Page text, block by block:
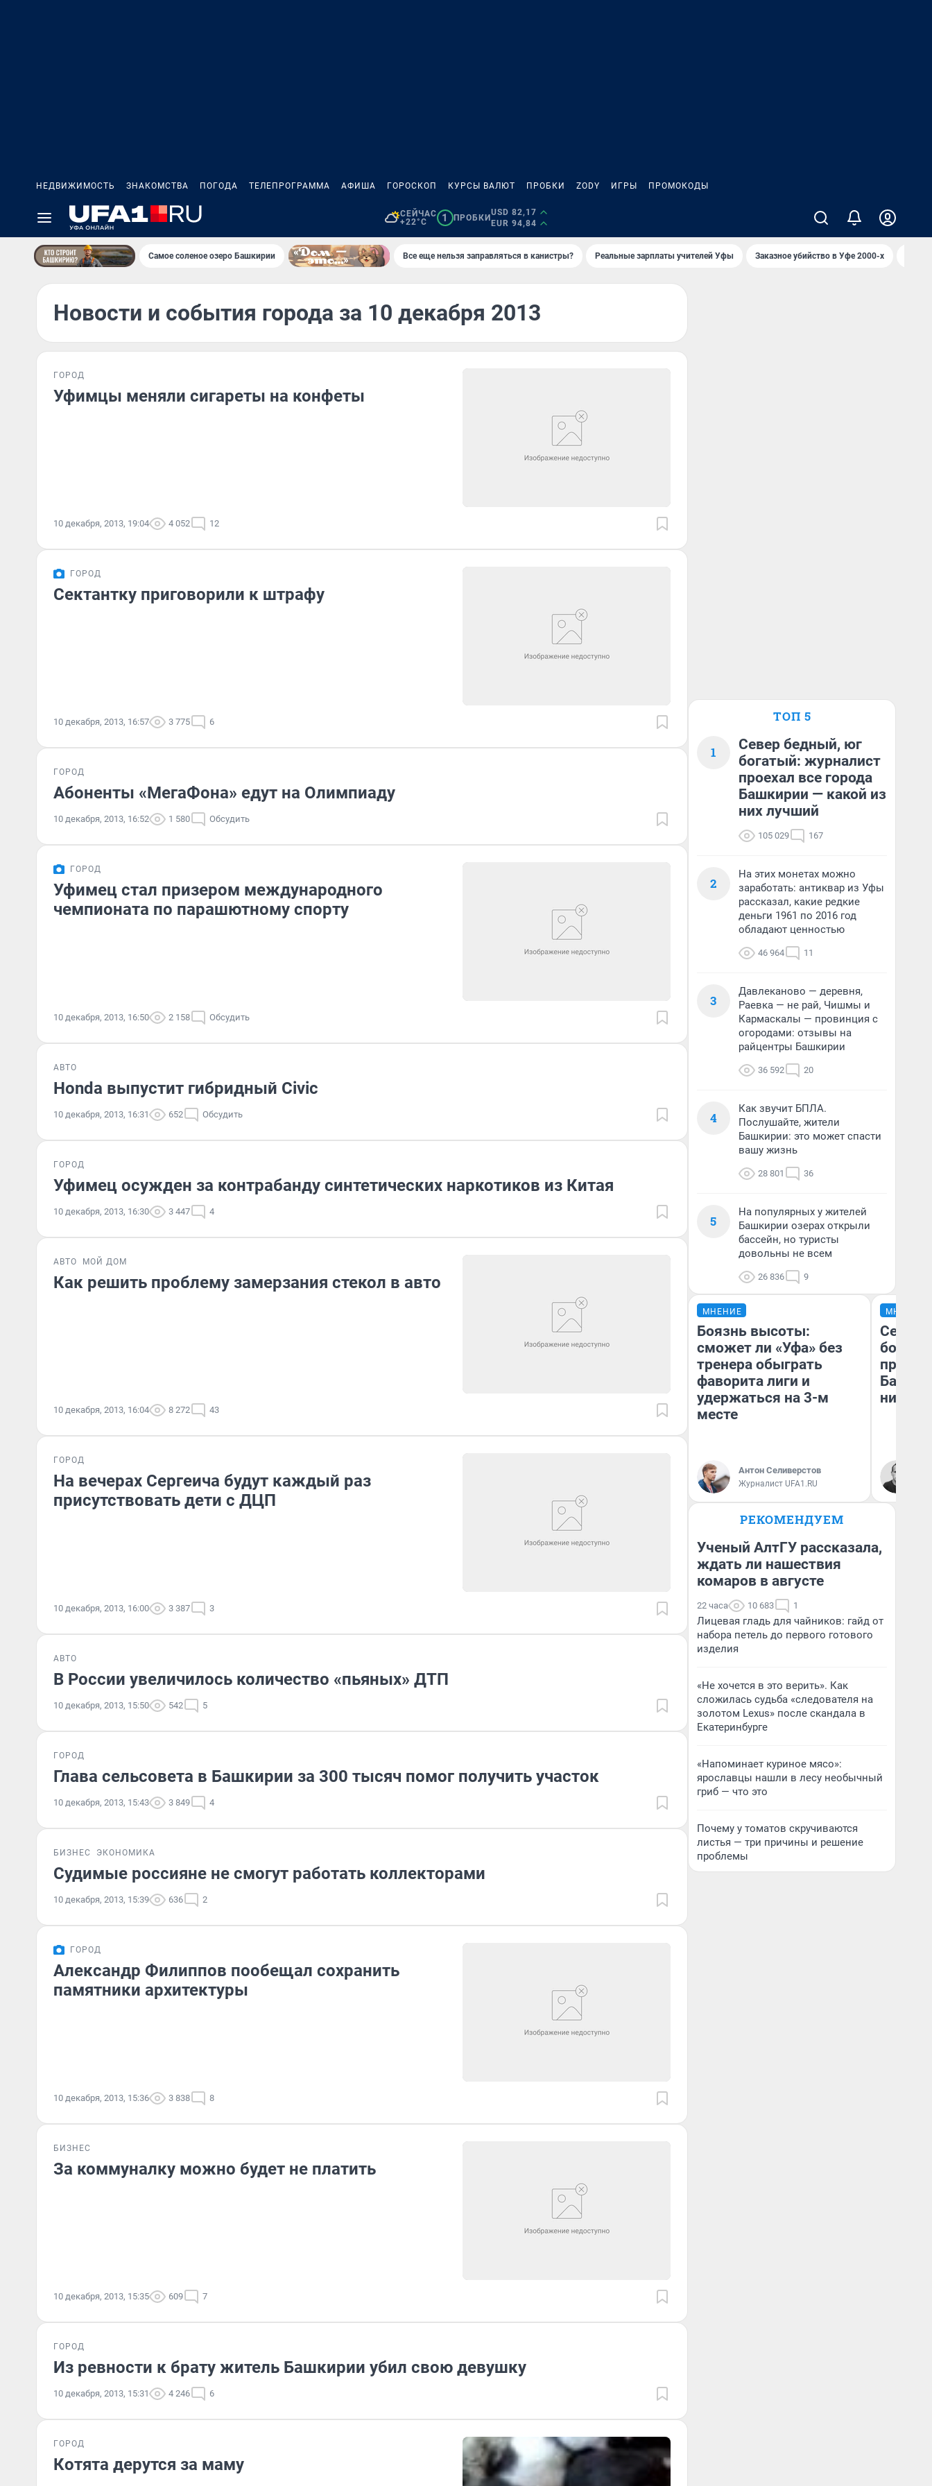
НЕДВИЖИМОСТЬ ЗНАКОМСТВА ПОГОДА ТЕЛЕПРОГРАММА АФИША ГОРОСКОП КУРСЫ ВАЛЮТ ПРОБКИ ZODY ИГРЫ ПРОМОКОДЫ
СЕЙЧАС
+22°C
1 ПРОБКИ
USD 82,17
EUR 94,84
Самое соленое озеро Башкирии Все еще нельзя заправляться в канистры? Реальные зарплаты учителей Уфы Заказное убийство в Уфе 2000-х
Новости и события города за 10 декабря 2013
ГОРОД
Уфимцы меняли сигареты на конфеты
10 декабря, 2013, 19:04 4 052 12
ГОРОД
Сектантку приговорили к штрафу
10 декабря, 2013, 16:57 3 775 6
ГОРОД
Абоненты «МегаФона» едут на Олимпиаду
10 декабря, 2013, 16:52 1 580 Обсудить
ГОРОД
Уфимец стал призером международного
чемпионата по парашютному спорту
10 декабря, 2013, 16:50 2 158 Обсудить
АВТО
Honda выпустит гибридный Civic
10 декабря, 2013, 16:31 652 Обсудить
ГОРОД
Уфимец осужден за контрабанду синтетических наркотиков из Китая
10 декабря, 2013, 16:30 3 447 4
АВТО МОЙ ДОМ
Как решить проблему замерзания стекол в авто
10 декабря, 2013, 16:04 8 272 43
ГОРОД
На вечерах Сергеича будут каждый раз
присутствовать дети с ДЦП
10 декабря, 2013, 16:00 3 387 3
АВТО
В России увеличилось количество «пьяных» ДТП
10 декабря, 2013, 15:50 542 5
ГОРОД
Глава сельсовета в Башкирии за 300 тысяч помог получить участок
10 декабря, 2013, 15:43 3 849 4
БИЗНЕС ЭКОНОМИКА
Судимые россияне не смогут работать коллекторами
10 декабря, 2013, 15:39 636 2
ГОРОД
Александр Филиппов пообещал сохранить
памятники архитектуры
10 декабря, 2013, 15:36 3 838 8
БИЗНЕС
За коммуналку можно будет не платить
10 декабря, 2013, 15:35 609 7
ГОРОД
Из ревности к брату житель Башкирии убил свою девушку
10 декабря, 2013, 15:31 4 246 6
ГОРОД
Котята дерутся за маму
ТОП 5
1
Север бедный, юг
богатый: журналист
проехал все города
Башкирии — какой из
них лучший
105 029 167
2
На этих монетах можно
заработать: антиквар из Уфы
рассказал, какие редкие
деньги 1961 по 2016 год
обладают ценностью
46 964 11
3
Давлеканово — деревня,
Раевка — не рай, Чишмы и
Кармаскалы — провинция с
огородами: отзывы на
райцентры Башкирии
36 592 20
4
Как звучит БПЛА.
Послушайте, жители
Башкирии: это может спасти
вашу жизнь
28 801 36
5
На популярных у жителей
Башкирии озерах открыли
бассейн, но туристы
довольны не всем
26 836 9
МНЕНИЕ
Боязнь высоты:
сможет ли «Уфа» без
тренера обыграть
фаворита лиги и
удержаться на 3-м
месте
Антон Селиверстов
Журналист UFA1.RU
МНЕНИЕ
Север
них
РЕКОМЕНДУЕМ
Ученый АлтГУ рассказала,
ждать ли нашествия
комаров в августе
22 часа 10 683 1
Лицевая гладь для чайников: гайд от
набора петель до первого готового
изделия
«Не хочется в это верить». Как
сложилась судьба «следователя на
золотом Lexus» после скандала в
Екатеринбурге
«Напоминает куриное мясо»:
ярославцы нашли в лесу необычный
гриб — что это
Почему у томатов скручиваются
листья — три причины и решение
проблемы